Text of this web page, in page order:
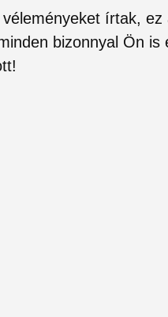
írtak,
bizonnyal Ön